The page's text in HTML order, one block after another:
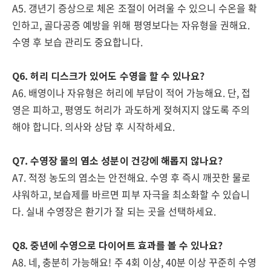
A5. 갱년기 증상으로 체온 조절이 어려울 수 있으니 수온을 확
인하고, 골다공증 예방을 위해 평영보다는 자유형을 권해요.
수영 후 보습 관리도 중요합니다.
Q6. 허리 디스크가 있어도 수영을 할 수 있나요?
A6. 배영이나 자유형은 허리에 부담이 적어 가능해요. 단, 접
영은 피하고, 평영도 허리가 과도하게 젖혀지지 않도록 주의
해야 합니다. 의사와 상담 후 시작하세요.
Q7. 수영장 물의 염소 성분이 건강에 해롭지 않나요?
A7. 적정 농도의 염소는 안전해요. 수영 후 즉시 깨끗한 물로
샤워하고, 보습제를 바르면 피부 자극을 최소화할 수 있습니
다. 실내 수영장은 환기가 잘 되는 곳을 선택하세요.
Q8. 중년에 수영으로 다이어트 효과를 볼 수 있나요?
A8. 네, 충분히 가능해요! 주 4회 이상, 40분 이상 꾸준히 수영